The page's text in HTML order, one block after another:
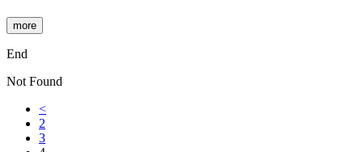
more
End
Not Found
<
2
3